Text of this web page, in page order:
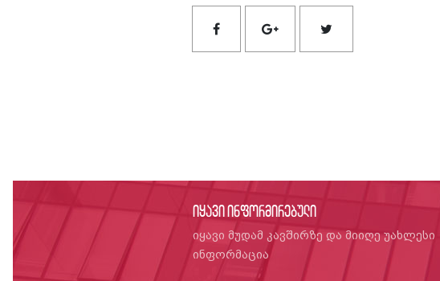
იყავი ინფორმირებული
იყავი მუდამ კავშირზე და მიიღე უახლესი
ინფორმაცია